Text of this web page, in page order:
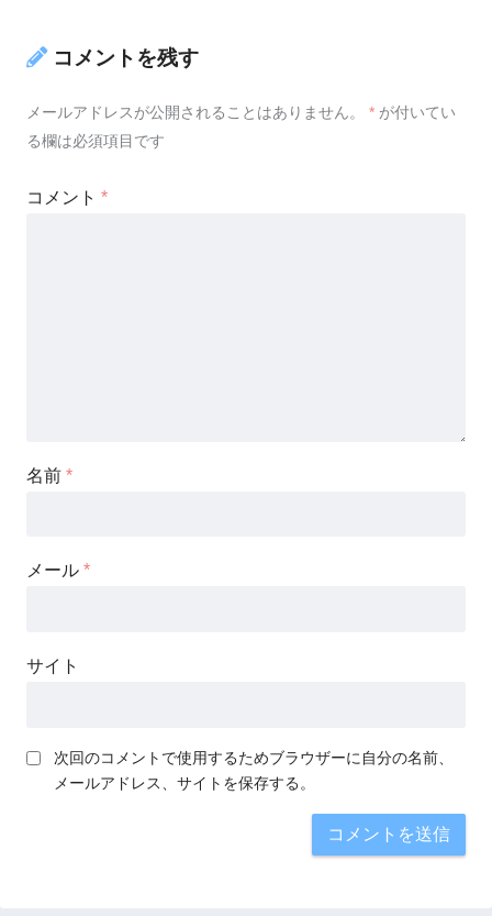
コメントを残す
メールアドレスが公開されることはありません。 * が付いてい
る欄は必須項目です
コメント *
名前 *
メール *
サイト
次回のコメントで使用するためブラウザーに自分の名前、
メールアドレス、サイトを保存する。